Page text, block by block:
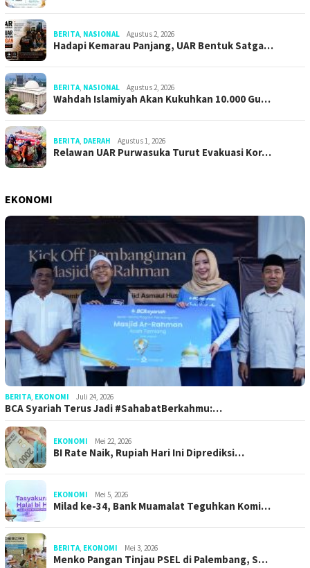
BERITA, NASIONAL Agustus 2, 2026
Hadapi Kemarau Panjang, UAR Bentuk Satga…
BERITA, NASIONAL Agustus 2, 2026
Wahdah Islamiyah Akan Kukuhkan 10.000 Gu…
BERITA, DAERAH Agustus 1, 2026
Relawan UAR Purwasuka Turut Evakuasi Kor…
EKONOMI
BERITA, EKONOMI Juli 24, 2026
BCA Syariah Terus Jadi #SahabatBerkahmu:…
EKONOMI Mei 22, 2026
BI Rate Naik, Rupiah Hari Ini Diprediksi…
EKONOMI Mei 5, 2026
Milad ke-34, Bank Muamalat Teguhkan Komi…
BERITA, EKONOMI Mei 3, 2026
Menko Pangan Tinjau PSEL di Palembang, S…